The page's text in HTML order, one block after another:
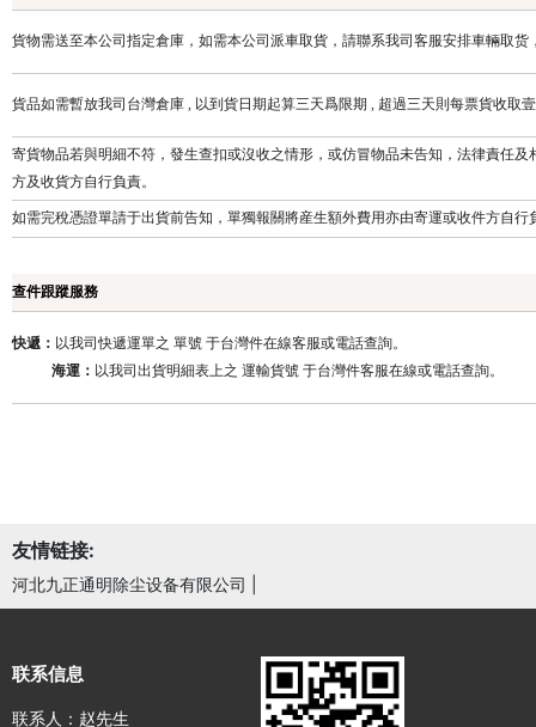
貨物需送至本公司指定倉庫，如需本公司派車取貨，請聯系我司客服安排車輛取货
貨品如需暫放我司台灣倉庫 , 以到貨日期起算三天爲限期 , 超過三天則每票貨收取
寄貨物品若與明細不符，發生查扣或沒收之情形，或仿冒物品未告知，法律責任
方及收貨方自行負責。
如需完稅憑證單請于出貨前告知，單獨報關將産生額外費用亦由寄運或收件方自行
查件跟蹤服務
快遞： 以我司快遞運單之 單號 于台灣件在線客服或電話查詢。
海運： 以我司出貨明細表上之 運輸貨號 于台灣件客服在線或電話查詢。
友情链接:
河北九正通明除尘设备有限公司
联系信息
联系人：赵先生